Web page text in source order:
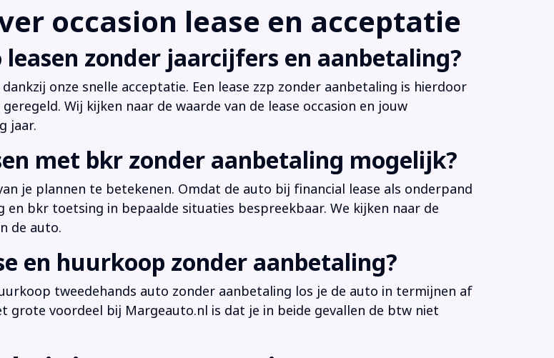
occasion lease en acceptatie
zonder jaarcijfers en aanbetaling?
onze snelle acceptatie. Een lease zzp zonder aanbetaling is hierdoor
Wij kijken naar de waarde van de lease occasion en jouw
jaar.
met bkr zonder aanbetaling mogelijk?
je plannen te betekenen. Omdat de auto bij financial lease als onderpand
bkr toetsing in bepaalde situaties bespreekbaar. We kijken naar de
de auto.
en huurkoop zonder aanbetaling?
tweedehands auto zonder aanbetaling los je de auto in termijnen af
grote voordeel bij Margeauto.nl is dat je in beide gevallen de btw niet